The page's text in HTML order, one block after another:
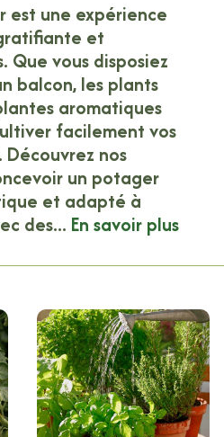
est une expérience
et
Que vous disposiez
balcon, les plants
aromatiques
facilement vos
nos
un potager
et adapté à
des... En savoir plus